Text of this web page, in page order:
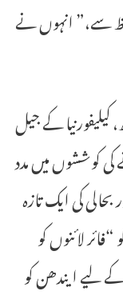
سے،” انہوں نے
کے جیل
کوششوں میں مدد
کی ایک تازہ
فائٹرز کو “فائر لائنوں کو
لیے ایندھن کو